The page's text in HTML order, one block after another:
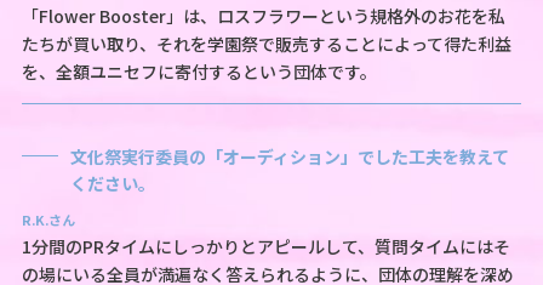
「Flower Booster」は、ロスフラワーという規格外のお花を私
たちが買い取り、それを学園祭で販売することによって得た利益
を、全額ユニセフに寄付するという団体です。
文化祭実行委員の「オーディション」でした工夫を教えて
ください。
R.K.さん
1分間のPRタイムにしっかりとアピールして、質問タイムにはそ
の場にいる全員が満遍なく答えられるように、団体の理解を深め